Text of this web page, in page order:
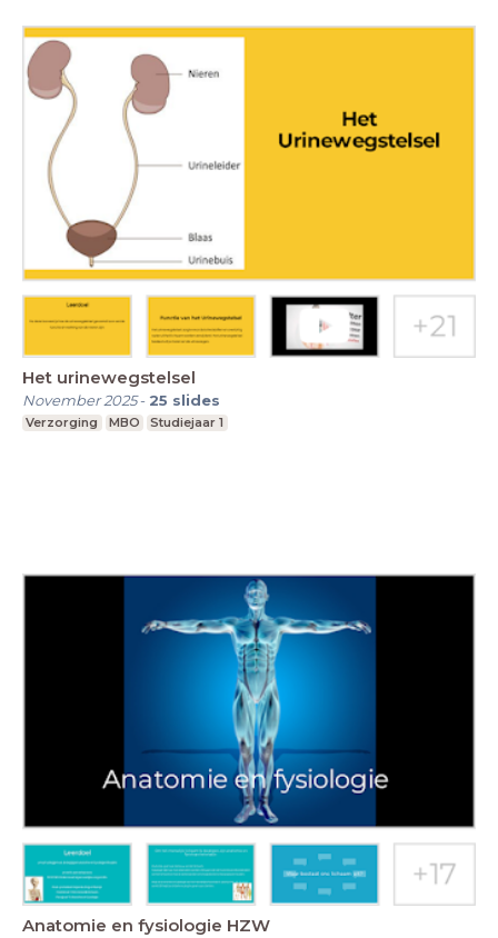
Het urinewegstelsel
November 2025- 25 slides
Verzorging MBO Studiejaar 1
Anatomie en fysiologie HZW